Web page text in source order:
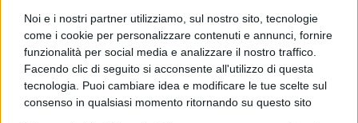
Noi e i nostri partner utilizziamo, sul nostro sito, tecnologie
come i cookie per personalizzare contenuti e annunci, fornire
funzionalità per social media e analizzare il nostro traffico.
Facendo clic di seguito si acconsente all'utilizzo di questa
tecnologia. Puoi cambiare idea e modificare le tue scelte sul
consenso in qualsiasi momento ritornando su questo sito
Finora la Gran Bretagna ha lanciato il programma
di vaccinazione più veloce d’Europa, ma ha dovuto
affrontare una nuova sfida a causa della